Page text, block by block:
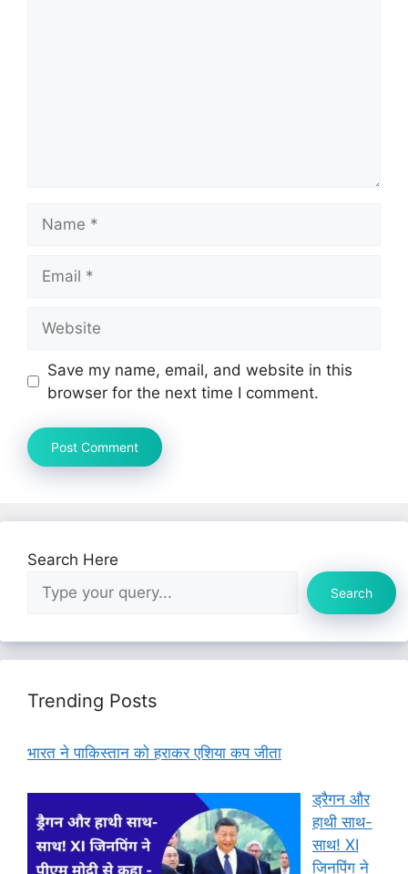
Save my name, email, and website in this
browser for the next time I comment.
Search Here
Search
Trending Posts
भारत ने पाकिस्तान को हराकर एशिया कप जीता
ड्रैगन और
हाथी साथ-
साथ! XI
जिनपिंग ने